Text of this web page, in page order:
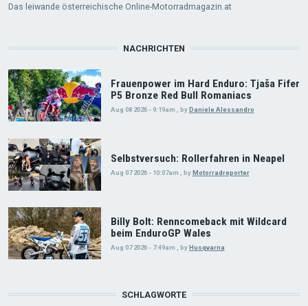
Das leiwande österreichische Online-Motorradmagazin.at
NACHRICHTEN
Frauenpower im Hard Enduro: Tjaša Fifer
P5 Bronze Red Bull Romaniacs
Aug 08 2026 - 9:19am byDaniele Alessandro
Selbstversuch: Rollerfahren in Neapel
Aug 07 2026 - 10:07am byMotorradreporter
Billy Bolt: Renncomeback mit Wildcard
beim EnduroGP Wales
Aug 07 2026 - 7:49am , by Husqvarna
SCHLAGWORTE